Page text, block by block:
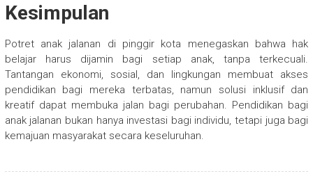
Kesimpulan
Potret anak jalanan di pinggir kota menegaskan bahwa hak
belajar harus dijamin bagi setiap anak, tanpa terkecuali.
Tantangan ekonomi, sosial, dan lingkungan membuat akses
pendidikan bagi mereka terbatas, namun solusi inklusif dan
kreatif dapat membuka jalan bagi perubahan. Pendidikan bagi
anak jalanan bukan hanya investasi bagi individu, tetapi juga bagi
kemajuan masyarakat secara keseluruhan.